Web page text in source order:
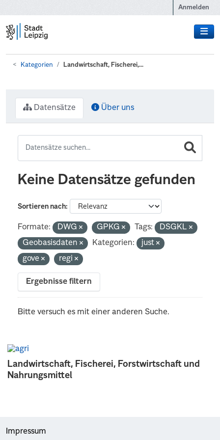
Anmelden
Kategorien Landwirtschaft, Fischerei,...
Landwirtschaft, Fischerei, Forstwirtschaft und
Nahrungsmittel
Datensätze Über uns
Keine Datensätze gefunden
Sortieren nach
Formate: DWG GPKG Tags:
DSGKL
Geobasisdaten
Kategorien:
just
gove
regi
Ergebnisse filtern
Bitte versuch es mit einer anderen Suche.
Impressum